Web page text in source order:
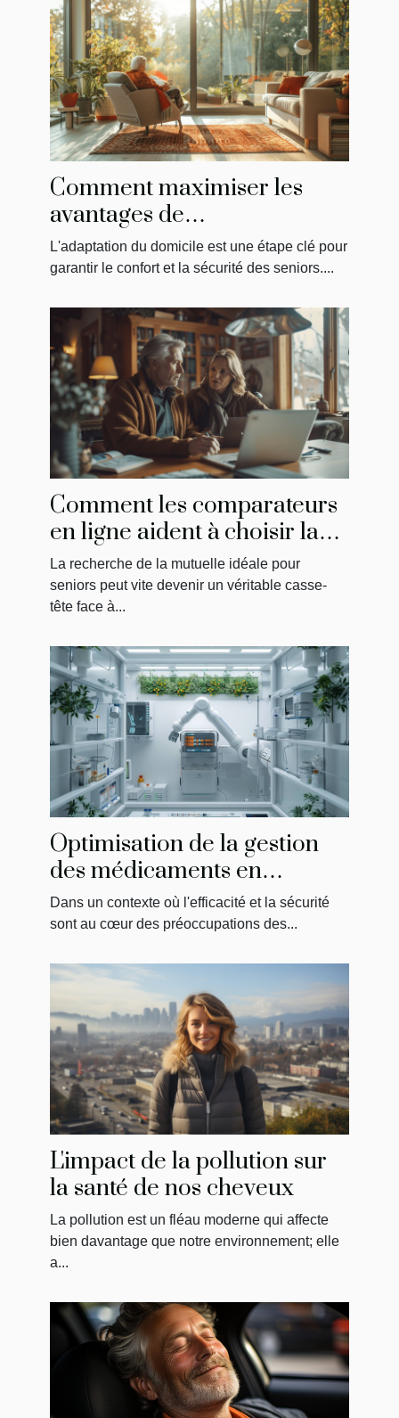
Comment maximiser les
avantages de
MaPrimeAdapt' pour
l'aménagement du domicile
L'adaptation du domicile est une étape clé pour
garantir le confort et la sécurité des seniors....
Comment les comparateurs
en ligne aident à choisir la
meilleure mutuelle pour
seniors
La recherche de la mutuelle idéale pour
seniors peut vite devenir un véritable casse-
tête face à...
Optimisation de la gestion
des médicaments en
établissements de soins
Dans un contexte où l'efficacité et la sécurité
sont au cœur des préoccupations des...
L'impact de la pollution sur
la santé de nos cheveux
La pollution est un fléau moderne qui affecte
bien davantage que notre environnement; elle
a...